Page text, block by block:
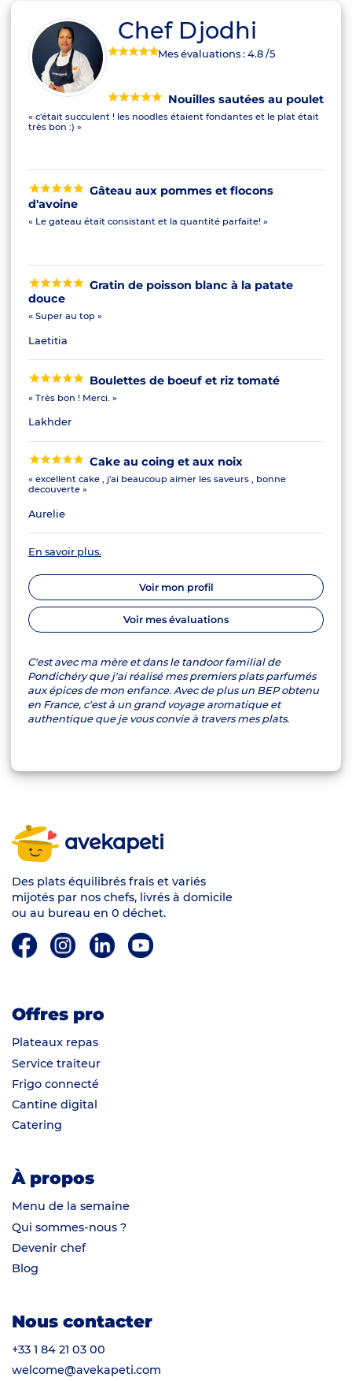
Chef Djodhi
Mes évaluations :4.8/5
Nouilles sautées au poulet
« c'était succulent ! les noodles étaient fondantes et le plat était
très bon :) »
Gâteau aux pommes et flocons
d'avoine
« Le gateau était consistant et la quantité parfaite! »
Gratin de poisson blanc à la patate
douce
« Super au top »
Laetitia
Boulettes de boeuf et riz tomaté
« Très bon ! Merci. »
Lakhder
Cake au coing et aux noix
« excellent cake , j'ai beaucoup aimer les saveurs , bonne
decouverte »
Aurelie
En savoir plus.
Voir mon profil
Voir mes évaluations
C'est avec ma mère et dans le tandoor familial de
Pondichéry que j'ai réalisé mes premiers plats parfumés
aux épices de mon enfance. Avec de plus un BEP obtenu
en France, c'est à un grand voyage aromatique et
authentique que je vous convie à travers mes plats.
avekapeti
Des plats équilibrés frais et variés
mijotés par nos chefs, livrés à domicile
ou au bureau en 0 déchet.
Offres pro
Plateaux repas
Service traiteur
Frigo connecté
Cantine digital
Catering
À propos
Menu de la semaine
Qui sommes-nous ?
Devenir chef
Blog
Nous contacter
+33 1 84 21 03 00
welcome@avekapeti.com